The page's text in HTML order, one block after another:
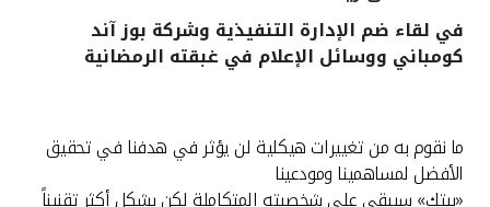
القنوات المصرفية
خدمات ما بعد البيع
في لقاء ضم الإدارة التنفيذية وشركة بوز آند
كومباني ووسائل الإعلام في غبقته الرمضانية
ما نقوم به من تغييرات هيكلية لن يؤثر في هدفنا في تحقيق
الأفضل لمساهمينا ومودعينا
«بيتك» سيبقى على شخصيته المتكاملة لكن بشكل أكثر تقنيناً